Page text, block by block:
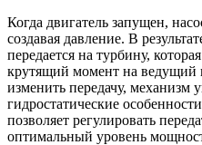
Когда двигатель запущен,
создавая давление. В
передается на турбину,
крутящий момент на ведущий
изменить передачу, механизм
гидростатические
позволяет регулировать
оптимальный уровень